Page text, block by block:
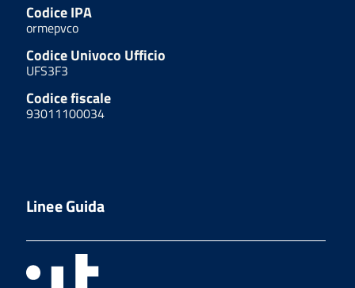
Codice IPA
ormepvco
Codice Univoco Ufficio
UFS3F3
Codice fiscale
93011100034
Linee Guida